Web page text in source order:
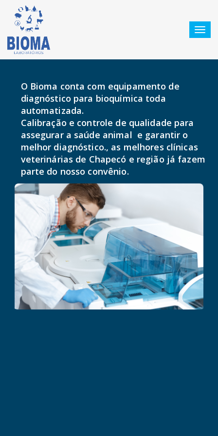
Automação Bioquímica Sérica
O Bioma conta com equipamento de
diagnóstico para bioquímica toda
automatizada.
Calibração e controle de qualidade para
assegurar a saúde animal e garantir o
melhor diagnóstico., as melhores clínicas
veterinárias de Chapecó e região já fazem
parte do nosso convênio.